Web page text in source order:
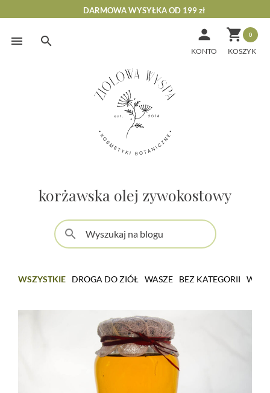
Skip
DARMOWA WYSYŁKA OD 199 zł
 0

KONTO
korżawska olej zywokostowy
search
WSZYSTKIE DROGA DO ZIÓŁ WASZE BEZ KATEGORII